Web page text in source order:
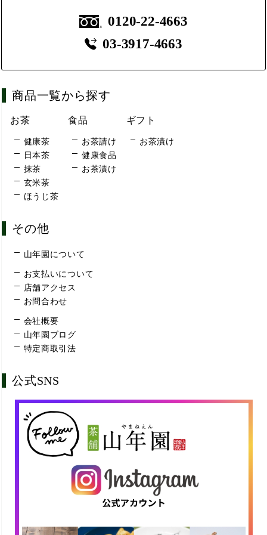
0120-22-4663
03-3917-4663
商品一覧から探す
お茶
健康茶
日本茶
抹茶
玄米茶
ほうじ茶
食品
お茶請け
健康食品
お茶漬け
ギフト
お茶漬け
その他
山年園について
お支払いについて
店舗アクセス
お問合わせ
会社概要
山年園ブログ
特定商取引法
公式SNS